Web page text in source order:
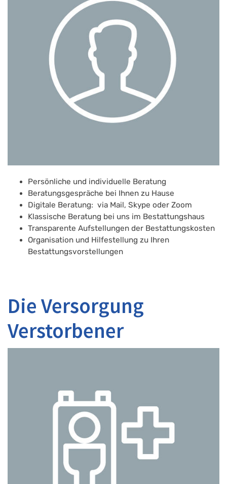
Persönliche und individuelle Beratung
Beratungsgespräche bei Ihnen zu Hause
Digitale Beratung: via Mail, Skype oder Zoom
Klassische Beratung bei uns im Bestattungshaus
Transparente Aufstellungen der Bestattungskosten
Organisation und Hilfestellung zu Ihren
Bestattungsvorstellungen
Die Versorgung
Verstorbener